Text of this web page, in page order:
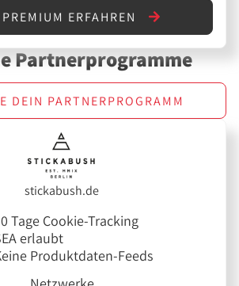
ERFAHREN
Partnerprogramme
DEIN PARTNERPROGRAMM
stickabush.de
Tage Cookie-Tracking
erlaubt
Produktdaten-Feeds